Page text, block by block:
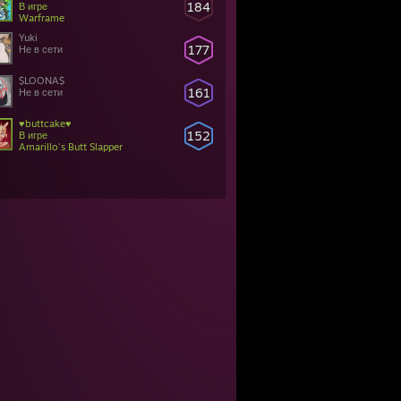
184
В игре
Warframe
177
Yuki
Не в сети
161
$LOONA$
Не в сети
152
♥buttcake♥
В игре
Amarillo's Butt Slapper